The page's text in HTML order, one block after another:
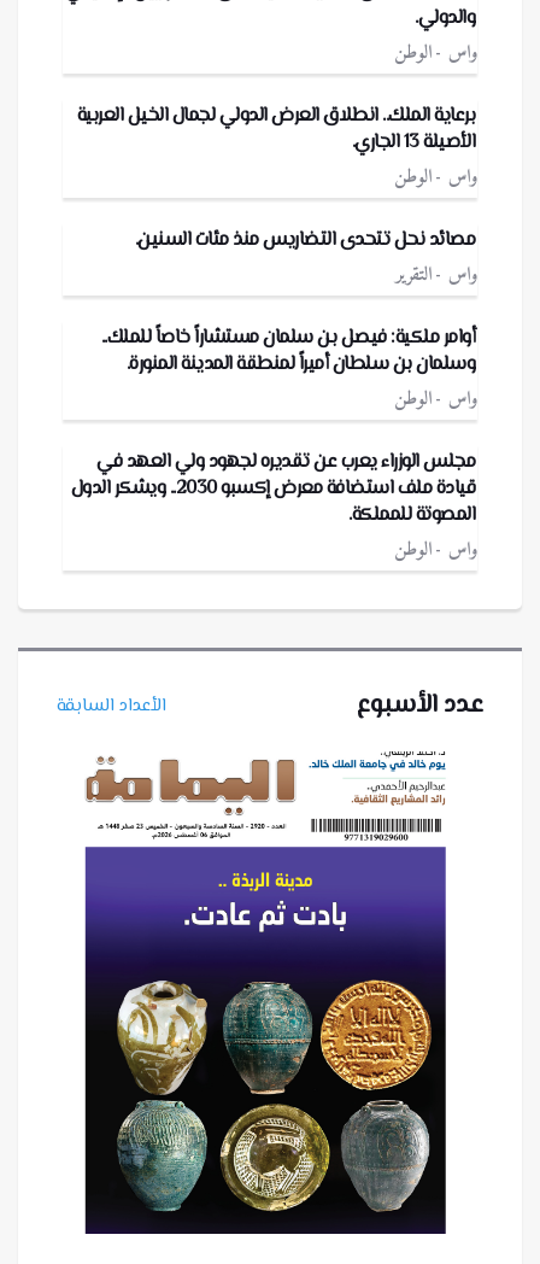
والدولي.
واس الوطن
برعاية الملك.. انطلاق العرض الدولي لجمال الخيل العربية
الأصيلة 13 الجاري.
واس الوطن
مصائد نحل تتحدى التضاريس منذ مئات السنين.
واس التقرير
أوامر ملكية: فيصل بن سلمان مستشاراً خاصاً للملك..
وسلمان بن سلطان أميراً لمنطقة المدينة المنورة.
واس الوطن
مجلس الوزراء يعرب عن تقديره لجهود ولي العهد في
قيادة ملف استضافة معرض إكسبو 2030.. ويشكر الدول
المصوتة للمملكة.
واس الوطن
عدد الأسبوع الأعداد السابقة